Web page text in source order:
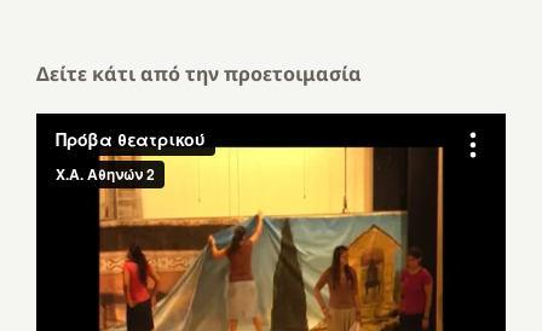
Δείτε κάτι από την προετοιμασία